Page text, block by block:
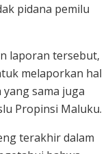
pidana pemilu
laporan tersebut,
melaporkan hal
sama juga
Propinsi Maluku.
terakhir dalam